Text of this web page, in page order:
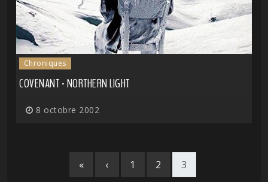
Chroniques
COVENANT - NORTHERN LIGHT
8 octobre 2002
« ‹ 1 2 3